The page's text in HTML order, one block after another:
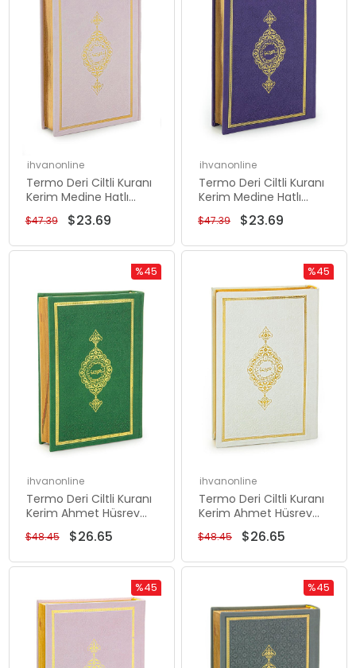
ihvanonline
Termo Deri Ciltli Kuranı
Kerim Medine Hatlı
Hafız Boy Pembe
$23.69
$47.39
ihvanonline
Termo Deri Ciltli Kuranı
Kerim Medine Hatlı
Hafız Boy Mor
$23.69
$47.39
ihvanonline
Termo Deri Ciltli Kuranı
Kerim Ahmet Hüsrev
Hatlı Hafız Boy Yeşil
$26.65
$48.45
%45
Rabatt
%45Rabatt
ihvanonline
Termo Deri Ciltli Kuranı
Kerim Ahmet Hüsrev
Hatlı Hafız Boy Beyaz
$26.65
$48.45
%45
Rabatt
%45
Rabatt
%45Rabatt
%45
Rabatt